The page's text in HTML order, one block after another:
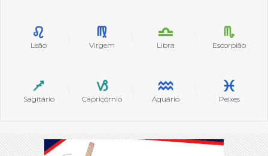
Leão Virgem Libra Escorpião
Sagitário Capricórnio Aquário Peixes